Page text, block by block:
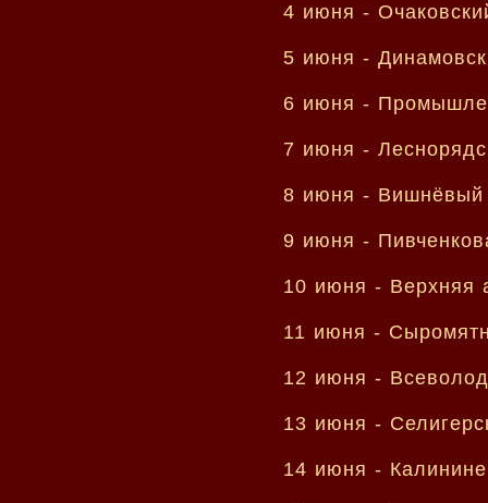
4 июня -
5 июня -
6 июня -
7 июня -
8 июня - Вишнёвый
9 июня -
10 июня - Верхняя
11 июня -
12 июня -
13 июня -
14 июня -